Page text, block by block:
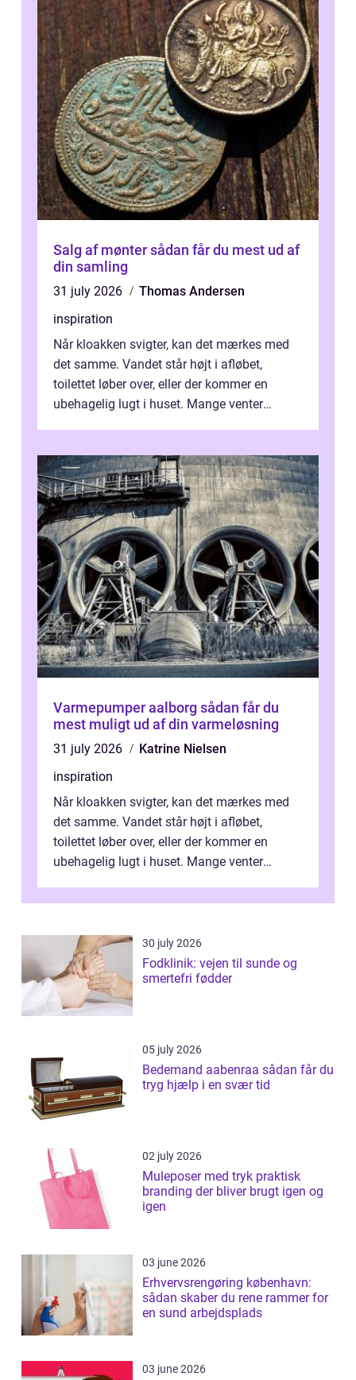
Salg af mønter sådan får du mest ud af
din samling
31 july 2026
Thomas Andersen
inspiration
Når kloakken svigter, kan det mærkes med
det samme. Vandet står højt i afløbet,
toilettet løber over, eller der kommer en
ubehagelig lugt i huset. Mange venter
Varmepumper aalborg sådan får du
mest muligt ud af din varmeløsning
31 july 2026
Katrine Nielsen
inspiration
Når kloakken svigter, kan det mærkes med
det samme. Vandet står højt i afløbet,
toilettet løber over, eller der kommer en
ubehagelig lugt i huset. Mange venter
30 july 2026
Fodklinik: vejen til sunde og
smertefri fødder
05 july 2026
Bedemand aabenraa sådan får du
tryg hjælp i en svær tid
02 july 2026
Muleposer med tryk praktisk
branding der bliver brugt igen og
igen
03 june 2026
Erhvervsrengøring københavn:
sådan skaber du rene rammer for
en sund arbejdsplads
03 june 2026